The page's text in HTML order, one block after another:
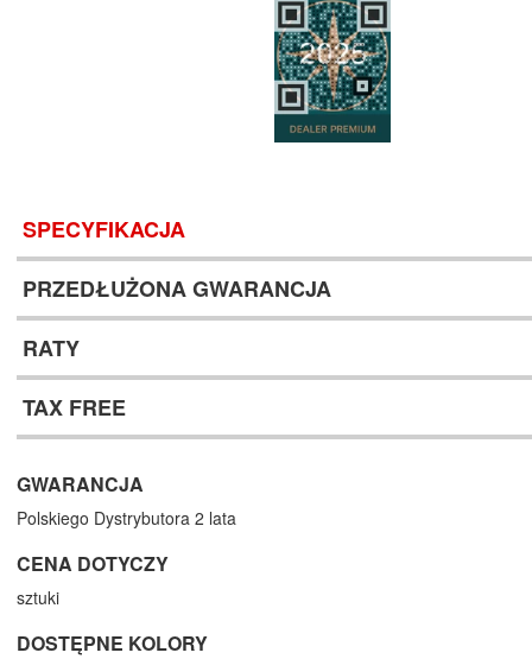
SPECYFIKACJA
PRZEDŁUŻONA GWARANCJA
RATY
TAX FREE
GWARANCJA
Polskiego Dystrybutora 2 lata
CENA DOTYCZY
sztuki
DOSTĘPNE KOLORY